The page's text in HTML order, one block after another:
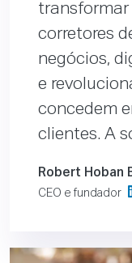
transformar
corretores
negócios,
e
concedem
clientes. A
Robert Hoban
CEO e fundador